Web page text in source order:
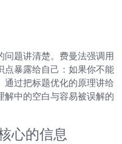
题讲清楚。费曼法强调用
点暴露给自己：如果你不能
通过把标题优化的原理讲给
中的空白与容易被误解的
心的信息